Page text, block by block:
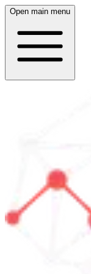
Open main menu